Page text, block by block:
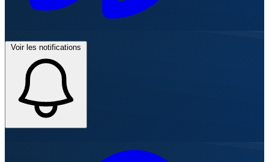
Voir les notifications